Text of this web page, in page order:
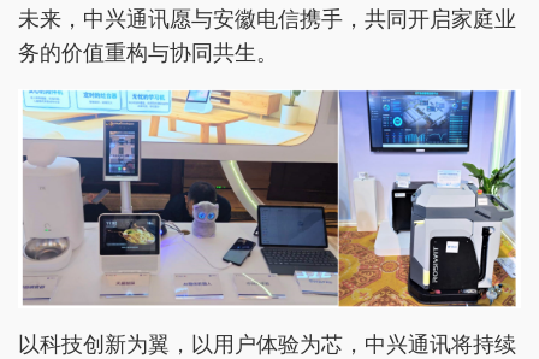
未来，中兴通讯愿与安徽电信携手，共同开启家庭业
务的价值重构与协同共生。
以科技创新为翼，以用户体验为芯，中兴通讯将持续